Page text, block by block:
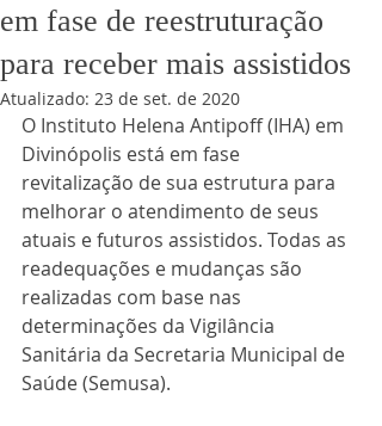
em fase de reestruturação
para receber mais assistidos
Atualizado: 23 de set. de 2020
O Instituto Helena Antipoff (IHA) em
Divinópolis está em fase
revitalização de sua estrutura para
melhorar o atendimento de seus
atuais e futuros assistidos. Todas as
readequações e mudanças são
realizadas com base nas
determinações da Vigilância
Sanitária da Secretaria Municipal de
Saúde (Semusa).